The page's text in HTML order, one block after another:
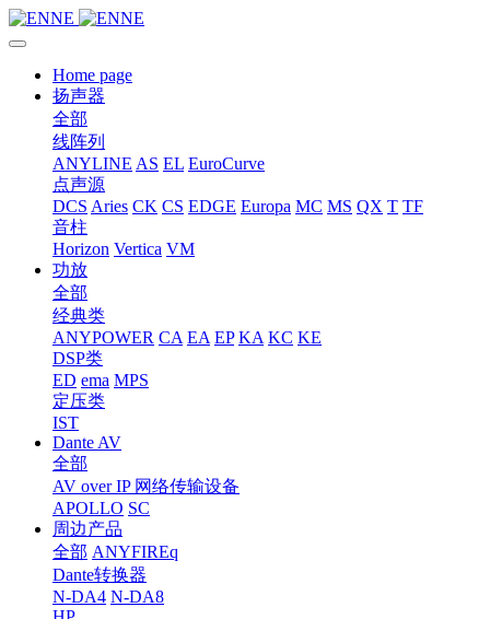
Home page
扬声器
全部
线阵列
ANYLINE AS EL EuroCurve
点声源
DCS Aries CK CS EDGE Europa MC MS QX T TF
音柱
Horizon Vertica VM
功放
全部
经典类
ANYPOWER CA EA EP KA KC KE
DSP类
ED ema MPS
定压类
IST
Dante AV
全部
AV over IP 网络传输设备
APOLLO SC
周边产品
全部 ANYFIREq
Dante转换器
N-DA4 N-DA8